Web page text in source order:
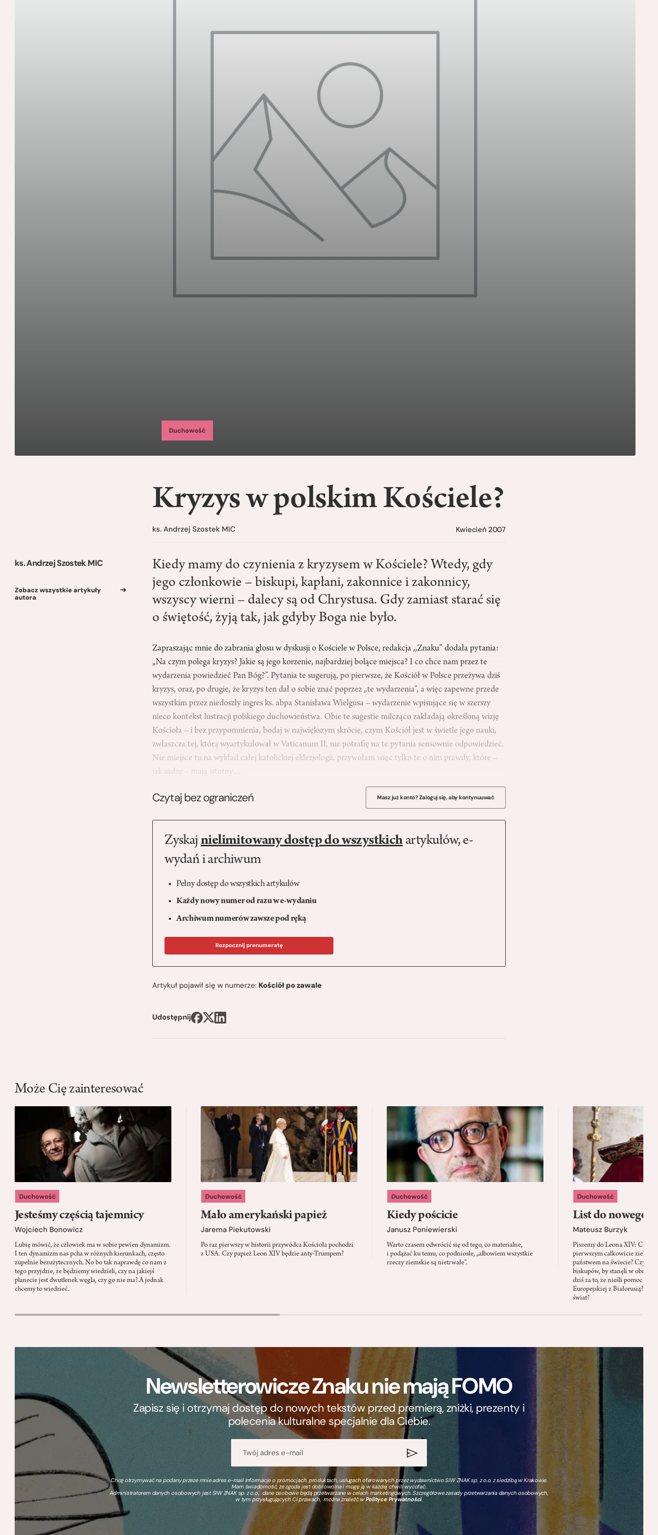
Duchowość
ks. Andrzej Szostek MIC
Zobacz wszystkie artykuły
autora
Kryzys w polskim Kościele?
ks. Andrzej Szostek MIC Kwiecień 2007
Kiedy mamy do czynienia z kryzysem w Kościele? Wtedy, gdy
jego członkowie – biskupi, kapłani, zakonnice i zakonnicy,
wszyscy wierni – dalecy są od Chrystusa. Gdy zamiast starać się
o świętość, żyją tak, jak gdyby Boga nie było.
Zapraszając mnie do zabrania głosu w dyskusji o Kościele w Polsce, redakcja ,,Znaku” dodała pytania:
„Na czym polega kryzys? Jakie są jego korzenie, najbardziej bolące miejsca? I co chce nam przez te
wydarzenia powiedzieć Pan Bóg?”. Pytania te sugerują, po pierwsze, że Kościół w Polsce przeżywa dziś
kryzys, oraz, po drugie, że kryzys ten dał o sobie znać poprzez „te wydarzenia”, a więc zapewne przede
wszystkim przez niedoszły ingres ks. abpa Stanisława Wielgusa – wydarzenie wpisujące się w szerszy
nieco kontekst lustracji polskiego duchowieństwa. Obie te sugestie milcząco zakładają określoną wizję
Kościoła – i bez przypomnienia, bodaj w największym skrócie, czym Kościół jest w świetle jego nauki,
zwłaszcza tej, którą wyartykułował w Vaticanum II, nie potrafię na te pytania sensownie odpowiedzieć.
Nie miejsce tu na wykład całej katolickiej eklezjologii, przywołam więc tylko te o nim prawdy, które –
jak sądzę – mają istotny…
Czytaj bez ograniczeń Masz już konto? Zaloguj się, aby kontynuuwać
Zyskaj nielimitowany dostęp do wszystkichartykułów, e-
wydań i archiwum
Pełny dostęp do wszystkich artykułów
Każdy nowy numer od razu w e-wydaniu
Archiwum numerów zawsze pod ręką
Rozpocznij prenumeratę
Artykuł pojawił się w numerze: Kościół po zawale
Udostępnij
Może Cię zainteresować
Duchowość
Jesteśmy częścią tajemnicy
Wojciech Bonowicz
Lubię mówić, że człowiek ma w sobie pewien dynamizm.
I ten dynamizm nas pcha w różnych kierunkach, często
zupełnie bezużytecznych. No bo tak naprawdę co nam z
tego przyjdzie, że będziemy wiedzieli, czy na jakiejś
planecie jest dwutlenek węgla, czy go nie ma? A jednak
chcemy to wiedzieć.
Duchowość
Mało amerykański papież
Jarema Piekutowski
Po raz pierwszy w historii przywódca Kościoła pochodzi
z USA. Czy papież Leon XIV będzie anty-Trumpem?
Duchowość
Kiedy pościcie
Janusz Poniewierski
Warto czasem odwrócić się od tego, co materialne,
i podążać ku temu, co podniosłe, „albowiem wszystkie
rzeczy ziemskie są nietrwałe”.
Duchowość
List do nowego
Mateusz Burzyk
Piszemy do Leona XIV: Czy
pierwszym całkowicie
państwem na świecie? Czy
biskupów, by stanęli w
dziś za to, że nieśli pomoc
Europejskiej z Białorusią? Czy
świat?
Newsletterowicze Znaku nie mają FOMO
Zapisz się i otrzymaj dostęp do nowych tekstów przed premierą, zniżki, prezenty i
polecenia kulturalne specjalnie dla Ciebie.
Chcę otrzymywać na podany przeze mnie adres e-mail informacje o promocjach, produktach, usługach oferowanych przez wydawnictwo SIW ZNAK sp. z o.o. z siedzibą w Krakowie.
Mam świadomość, że zgoda jest dobrowolna i mogę ją w każdej chwili wycofać.
Administratorem danych osobowych jest SIW ZNAK sp. z o.o., dane osobowe będą przetwarzane w celach marketingowych. Szczegółowe zasady przetwarzania danych osobowych,
w tym przysługujących Ci prawach, można znaleźć wPolityce Prywatności.